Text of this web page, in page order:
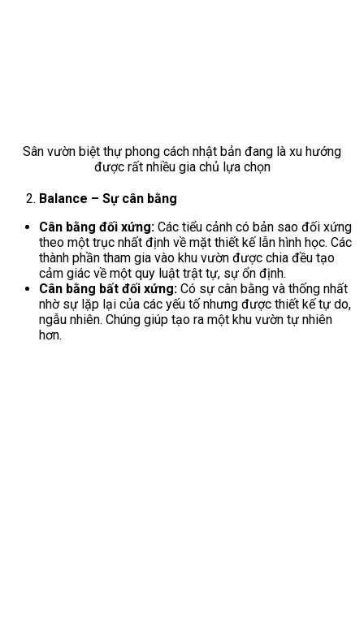
Sân vườn biệt thự phong cách nhật bản đang là xu hướng
được rất nhiều gia chủ lựa chọn
Balance – Sự cân bằng
Cân bằng đối xứng: Các tiểu cảnh có bản sao đối xứng
theo một trục nhất định về mặt thiết kế lẫn hình học. Các
thành phần tham gia vào khu vườn được chia đều tạo
cảm giác về một quy luật trật tự, sự ổn định.
Cân bằng bất đối xứng: Có sự cân bằng và thống nhất
nhờ sự lặp lại của các yếu tố nhưng được thiết kế tự do,
ngẫu nhiên. Chúng giúp tạo ra một khu vườn tự nhiên
hơn.